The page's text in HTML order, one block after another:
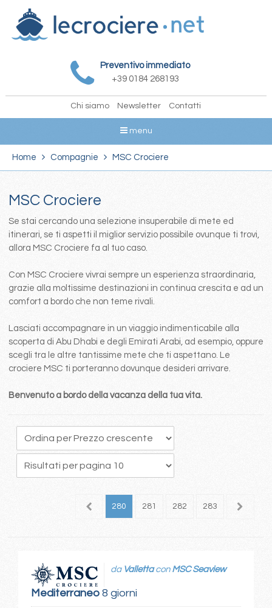
Preventivo immediato
+39 0184 268193
Chi siamo Newsletter Contatti
menu
Home Compagnie MSC Crociere
MSC Crociere
Se stai cercando una selezione insuperabile di mete ed
itinerari, se ti aspetti il miglior servizio possibile ovunque ti trovi,
allora MSC Crociere fa al tuo caso.
Con MSC Crociere vivrai sempre un esperienza straordinaria,
grazie alla moltissime destinazioni in continua crescita e ad un
comfort a bordo che non teme rivali.
Lasciati accompagnare in un viaggio indimenticabile alla
scoperta di Abu Dhabi e degli Emirati Arabi, ad esempio, oppure
scegli tra le altre tantissime mete che ti aspettano. Le
crociere MSC ti porteranno dovunque desideri arrivare.
Benvenuto a bordo della vacanza della tua vita.
279 280 281 282 283 284
Mediterraneo8 giorni
da Vallettacon MSC Seaview